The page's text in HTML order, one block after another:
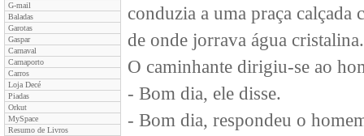
G-mail
Baladas
Garotas
Gaspar
Carnaval
Carnaporto
Carros
Loja Decé
Piadas
Orkut
MySpace
Resumo de Livros
conduzia a uma praça
de onde jorrava água cristalina.
O caminhante dirigiu-se ao
- Bom dia, ele disse.
- Bom dia, respondeu o